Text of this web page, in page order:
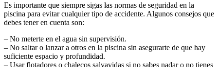
Es importante que siempre sigas las normas de seguridad en la
piscina para evitar cualquier tipo de accidente. Algunos consejos que
debes tener en cuenta son:
– No meterte en el agua sin supervisión.
– No saltar o lanzar a otros en la piscina sin asegurarte de que hay
suficiente espacio y profundidad.
– Usar flotadores o chalecos salvavidas si no sabes nadar o no tienes